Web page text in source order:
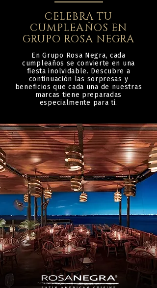
CELEBRA TU
CUMPLEAÑOS EN
GRUPO ROSA NEGRA
En Grupo Rosa Negra, cada
cumpleaños se convierte en una
fiesta inolvidable. Descubre a
continuación las sorpresas y
beneficios que cada una de nuestras
marcas tiene preparadas
especialmente para ti.